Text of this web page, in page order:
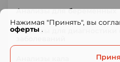
Анализы для беременных
Анализы для диагностики
Нажимая "Принять", вы
оферты .